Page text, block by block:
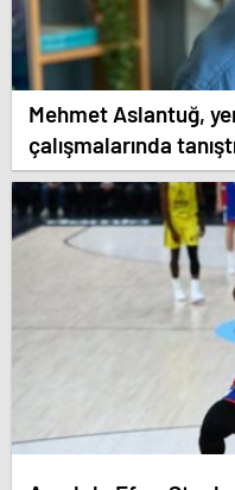
Mehmet Aslantuğ,
çalışmalarında